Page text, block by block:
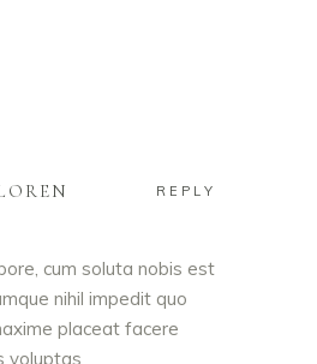
REPLY
cum soluta nobis est
nihil impedit quo
placeat facere
voluptas